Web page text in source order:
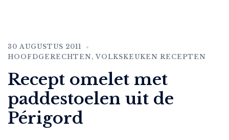
30 AUGUSTUS 2011
HOOFDGERECHTEN,VOLKSKEUKEN RECEPTEN
Recept omelet met
paddestoelen uit de
Périgord